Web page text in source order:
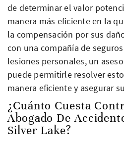
de determinar el valor
manera más eficiente en la
la compensación por sus
con una compañía de
lesiones personales, un
puede permitirle resolver
manera eficiente y asegurar
¿Cuánto Cuesta
Abogado De
Silver Lake?